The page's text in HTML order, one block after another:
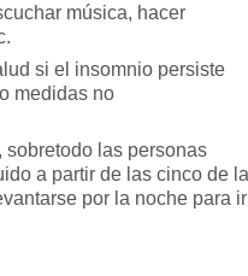
música, hacer
si el insomnio persiste
medidas no
las personas
a partir de las cinco de la
por la noche para ir